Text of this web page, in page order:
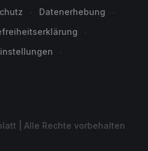
Datenerhebung
| Alle Rechte vorbehalten